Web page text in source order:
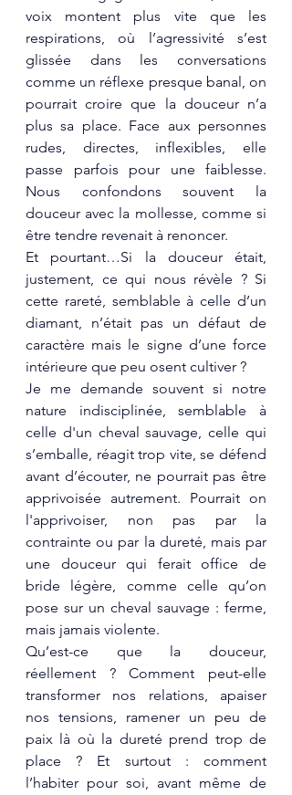
voix montent plus vite que les
respirations, où l’agressivité s’est
glissée dans les conversations
comme un réflexe presque banal, on
pourrait croire que la douceur n’a
plus sa place. Face aux personnes
rudes, directes, inflexibles, elle
passe parfois pour une faiblesse.
Nous confondons souvent la
douceur avec la mollesse, comme si
être tendre revenait à renoncer.
Et pourtant…Si la douceur était,
justement, ce qui nous révèle ? Si
cette rareté, semblable à celle d’un
diamant, n’était pas un défaut de
caractère mais le signe d’une force
intérieure que peu osent cultiver ?
Je me demande souvent si notre
nature indisciplinée, semblable à
celle d'un cheval sauvage, celle qui
s’emballe, réagit trop vite, se défend
avant d’écouter, ne pourrait pas être
apprivoisée autrement. Pourrait on
l'apprivoiser, non pas par la
contrainte ou par la dureté, mais par
une douceur qui ferait office de
bride légère, comme celle qu’on
pose sur un cheval sauvage : ferme,
mais jamais violente.
Qu’est-ce que la douceur,
réellement ? Comment peut-elle
transformer nos relations, apaiser
nos tensions, ramener un peu de
paix là où la dureté prend trop de
place ? Et surtout : comment
l’habiter pour soi, avant même de